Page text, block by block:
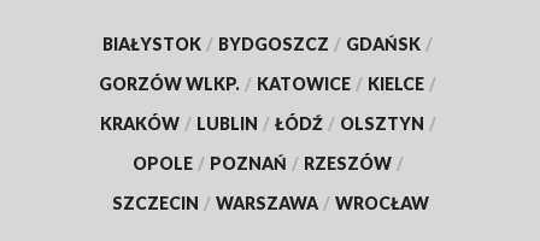
BIAŁYSTOK / BYDGOSZCZ / GDAŃSK /
GORZÓW WLKP. / KATOWICE / KIELCE /
KRAKÓW / LUBLIN / ŁÓDŹ / OLSZTYN /
OPOLE / POZNAŃ / RZESZÓW /
SZCZECIN / WARSZAWA / WROCŁAW